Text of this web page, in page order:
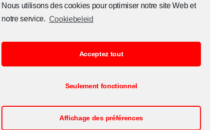
Nous utilisons des cookies pour optimiser notre site Web et
notre service. Cookiebeleid
Acceptez tout
Seulement fonctionnel
Affichage des préférences
Heures d’ouverture